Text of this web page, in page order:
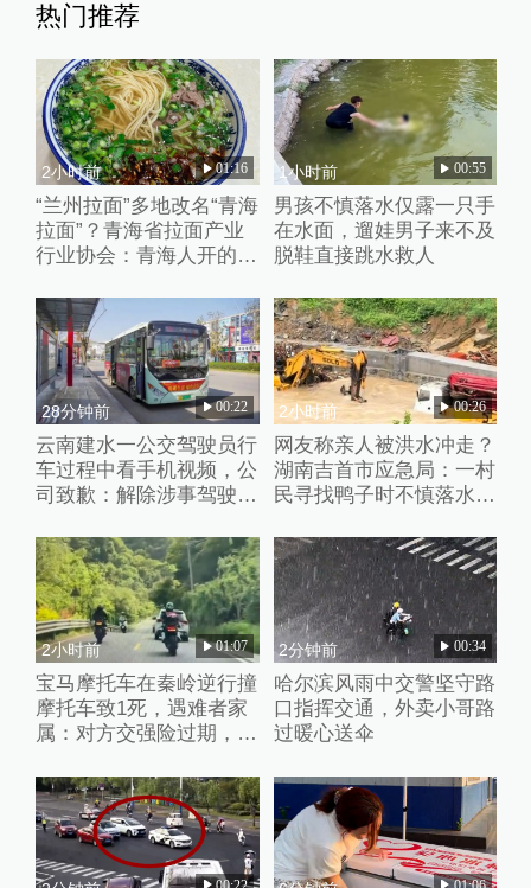
热门推荐
2小时前 01:16
“兰州拉面”多地改名“青海
拉面”？青海省拉面产业
行业协会：青海人开的店
1小时前 00:55
男孩不慎落水仅露一只手
在水面，遛娃男子来不及
脱鞋直接跳水救人
28分钟前 00:22
云南建水一公交驾驶员行
车过程中看手机视频，公
司致歉：解除涉事驾驶员
2小时前 00:26
网友称亲人被洪水冲走？
湖南吉首市应急局：一村
民寻找鸭子时不慎落水，
2小时前 01:07
宝马摩托车在秦岭逆行撞
摩托车致1死，遇难者家
属：对方交强险过期，未
2分钟前 00:34
哈尔滨风雨中交警坚守路
口指挥交通，外卖小哥路
过暖心送伞